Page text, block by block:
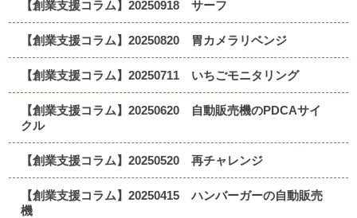
【創業支援コラム】20250918 サーフ
【創業支援コラム】20250820 胃カメラリベンジ
【創業支援コラム】20250711 いちごモニタリング
【創業支援コラム】20250620 自動販売機のPDCAサイ
クル
【創業支援コラム】20250520 再チャレンジ
【創業支援コラム】20250415 ハンバーガーの自動販売
機